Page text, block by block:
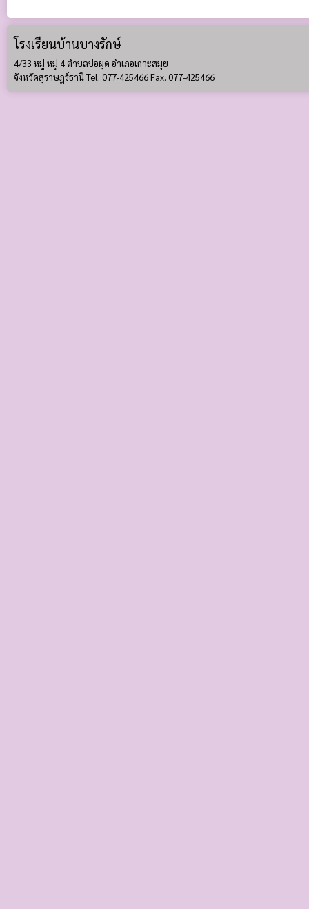
โรงเรียนบ้านบางรักษ์
4/33 หมู่ หมู่ 4 ตำบลบ่อผุด อำเภอเกาะสมุย
จังหวัดสุราษฎร์ธานี Tel. 077-425466 Fax. 077-425466